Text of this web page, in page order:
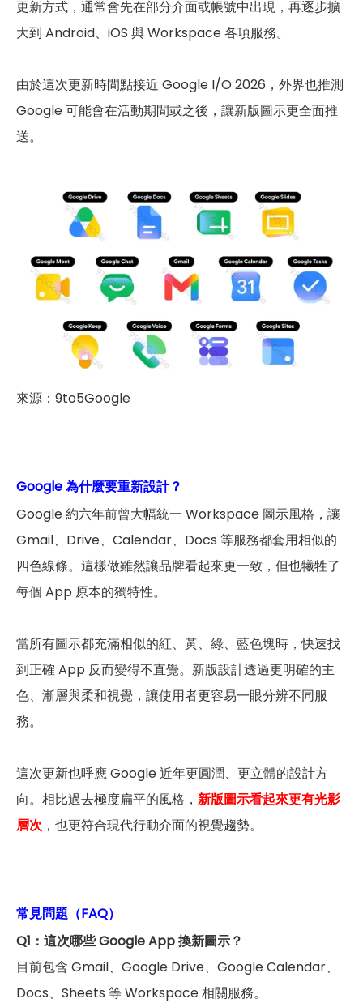
更新方式，通常會先在部分介面或帳號中出現，再逐步擴
大到 Android、iOS 與 Workspace 各項服務。
由於這次更新時間點接近 Google I/O 2026，外界也推測
Google 可能會在活動期間或之後，讓新版圖示更全面推
送。
來源：9to5Google
Google 為什麼要重新設計？
Google 約六年前曾大幅統一 Workspace 圖示風格，讓
Gmail、Drive、Calendar、Docs 等服務都套用相似的
四色線條。這樣做雖然讓品牌看起來更一致，但也犧牲了
每個 App 原本的獨特性。
當所有圖示都充滿相似的紅、黃、綠、藍色塊時，快速找
到正確 App 反而變得不直覺。新版設計透過更明確的主
色、漸層與柔和視覺，讓使用者更容易一眼分辨不同服
務。
這次更新也呼應 Google 近年更圓潤、更立體的設計方
向。相比過去極度扁平的風格， 新版圖示看起來更有光影
層次 ，也更符合現代行動介面的視覺趨勢。
常見問題（FAQ）
Q1：這次哪些 Google App 換新圖示？
目前包含 Gmail、Google Drive、Google Calendar、
Docs、Sheets 等 Workspace 相關服務。